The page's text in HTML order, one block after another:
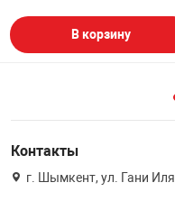
В корзину
Контакты
г. Шымкент, ул. Гани